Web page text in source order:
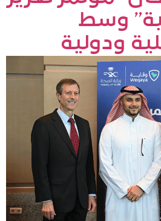
وسط
ودولية